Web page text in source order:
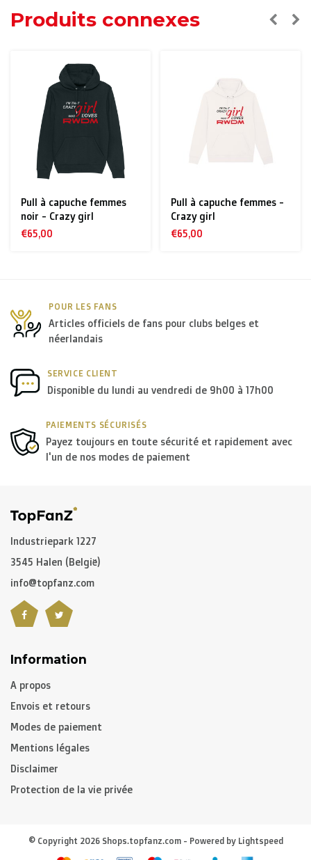
Produits connexes
Pull à capuche femmes -
Crazy girl
€65,00
Pull à capuche Red Earth
- eat drink sleep RWDM
€65,00
POUR LES FANS
Articles officiels de fans pour clubs belges et
néerlandais
SERVICE CLIENT
Disponible du lundi au vendredi de 9h00 à 17h00
PAIEMENTS SÉCURISÉS
Payez toujours en toute sécurité et rapidement avec
l'un de nos modes de paiement
Industriepark 1227
3545 Halen (België)
info@topfanz.com
Information
A propos
Envois et retours
Modes de paiement
Mentions légales
Disclaimer
Protection de la vie privée
© Copyright 2026 Shops.topfanz.com - Powered by Lightspeed